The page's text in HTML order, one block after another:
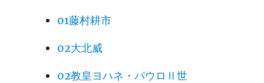
01藤村耕市
02大北威
02教皇ヨハネ・パウロⅡ世